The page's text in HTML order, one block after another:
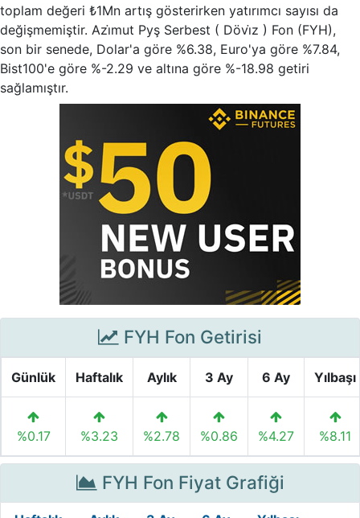
toplam değeri ₺1Mn artış gösterirken yatırımcı sayısı da
değişmemiştir. Azi̇mut Pyş Serbest ( Dövi̇z ) Fon (FYH),
son bir senede, Dolar'a göre %6.38, Euro'ya göre %7.84,
Bist100'e göre %-2.29 ve altına göre %-18.98 getiri
sağlamıştır.
FYH Fon Getirisi
Günlük Haftalık Aylık 3 Ay 6 Ay Yılbaşı
%0.17 %3.23 %2.78 %0.86 %4.27 %8.11
FYH Fon Fiyat Grafiği